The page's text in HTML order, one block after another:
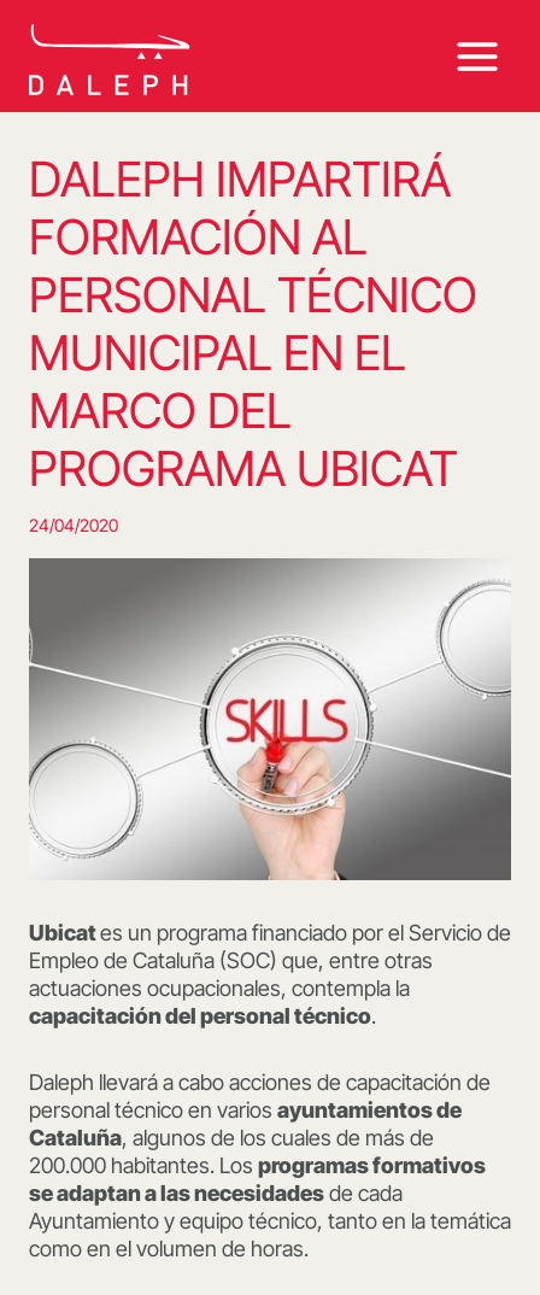
DALEPH IMPARTIRÁ
FORMACIÓN AL
PERSONAL TÉCNICO
MUNICIPAL EN EL
MARCO DEL
PROGRAMA UBICAT
24/04/2020
Ubicates un programa financiado por el Servicio de
Empleo de Cataluña (SOC) que, entre otras
actuaciones ocupacionales, contempla la
capacitación del personal técnico.
Daleph llevará a cabo acciones de capacitación de
personal técnico en varios ayuntamientos de
Cataluña, algunos de los cuales de más de
200.000 habitantes. Los programas formativos
se adaptan a las necesidadesde cada
Ayuntamiento y equipo técnico, tanto en la temática
como en el volumen de horas.